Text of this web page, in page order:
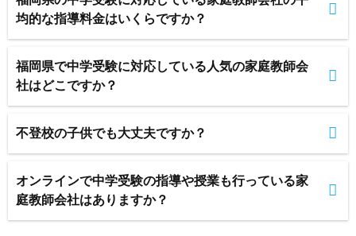
均的な指導料金はいくらですか？
福岡県で中学受験に対応している人気の家庭教師会
社はどこですか？
不登校の子供でも大丈夫ですか？
オンラインで中学受験の指導や授業も行っている家
庭教師会社はありますか？